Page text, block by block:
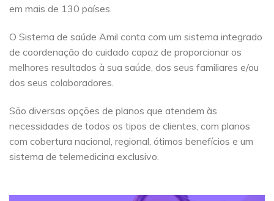
em mais de 130 países.
O Sistema de saúde Amil conta com um sistema integrado
de coordenação do cuidado capaz de proporcionar os
melhores resultados à sua saúde, dos seus familiares e/ou
dos seus colaboradores.
São diversas opções de planos que atendem às
necessidades de todos os tipos de clientes, com planos
com cobertura nacional, regional, ótimos benefícios e um
sistema de telemedicina exclusivo.